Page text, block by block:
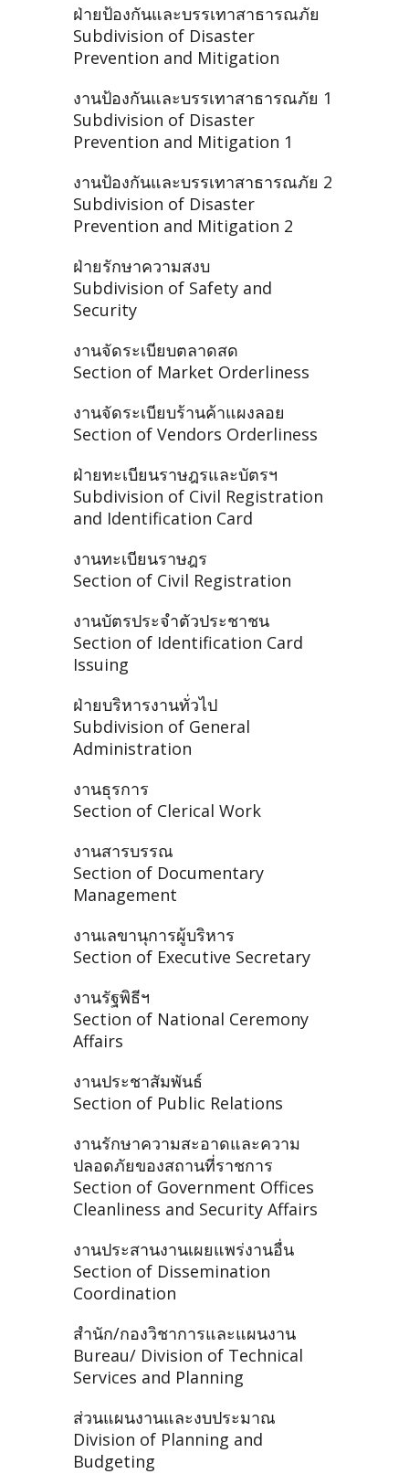
ฝ่ายป้องกันและบรรเทาสาธารณภัย
Subdivision of Disaster
Prevention and Mitigation
งานป้องกันและบรรเทาสาธารณภัย 1
Subdivision of Disaster
Prevention and Mitigation 1
งานป้องกันและบรรเทาสาธารณภัย 2
Subdivision of Disaster
Prevention and Mitigation 2
ฝ่ายรักษาความสงบ
Subdivision of Safety and
Security
งานจัดระเบียบตลาดสด
Section of Market Orderliness
งานจัดระเบียบร้านค้าแผงลอย
Section of Vendors Orderliness
ฝ่ายทะเบียนราษฎรและบัตรฯ
Subdivision of Civil Registration
and Identification Card
งานทะเบียนราษฎร
Section of Civil Registration
งานบัตรประจำตัวประชาชน
Section of Identification Card
Issuing
ฝ่ายบริหารงานทั่วไป
Subdivision of General
Administration
งานธุรการ
Section of Clerical Work
งานสารบรรณ
Section of Documentary
Management
งานเลขานุการผู้บริหาร
Section of Executive Secretary
งานรัฐพิธีฯ
Section of National Ceremony
Affairs
งานประชาสัมพันธ์
Section of Public Relations
งานรักษาความสะอาดและความ
ปลอดภัยของสถานที่ราชการ
Section of Government Offices
Cleanliness and Security Affairs
งานประสานงานเผยแพร่งานอื่น
Section of Dissemination
Coordination
สำนัก/กองวิชาการและแผนงาน
Bureau/ Division of Technical
Services and Planning
ส่วนแผนงานและงบประมาณ
Division of Planning and
Budgeting